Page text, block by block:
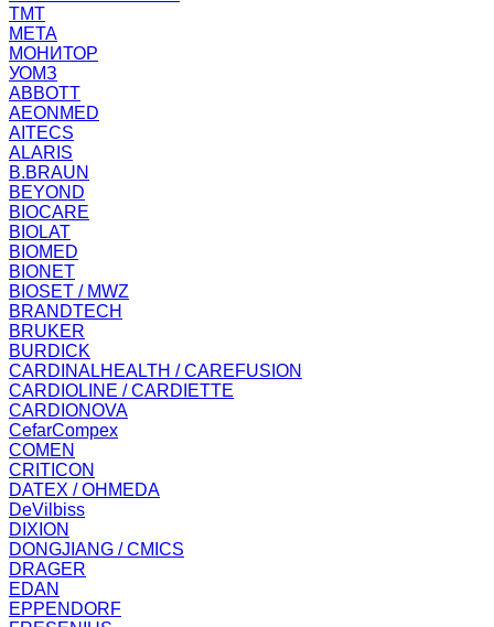
ТМТ
МЕТА
МОНИТОР
УОМЗ
ABBOTT
AEONMED
AITECS
ALARIS
B.BRAUN
BEYOND
BIOCARE
BIOLAT
BIOMED
BIONET
BIOSET / MWZ
BRANDTECH
BRUKER
BURDICK
CARDINALHEALTH / CAREFUSION
CARDIOLINE / CARDIETTE
CARDIONOVA
CefarCompex
COMEN
CRITICON
DATEX / OHMEDA
DeVilbiss
DIXION
DONGJIANG / CMICS
DRAGER
EDAN
EPPENDORF